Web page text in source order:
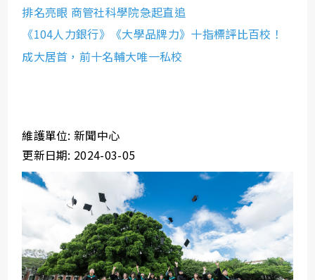
排名亮眼 商管社科學院急起直追
《104人力銀行》《大學品牌力》十指標評比百校！
成大居首，前十名輔大唯一私校
維護單位: 新聞中心
更新日期: 2024-03-05